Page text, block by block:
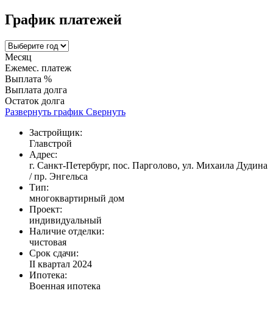
График платежей
Месяц
Ежемес. платеж
Выплата %
Выплата долга
Остаток долга
Развернуть график Свернуть
Застройщик:
Главстрой
Адрес:
г. Санкт-Петербург, пос. Парголово, ул. Михаила Дудина
/ пр. Энгельса
Тип:
многоквартирный дом
Проект:
индивидуальный
Наличие отделки:
чистовая
Срок сдачи:
II квартал 2024
Ипотека:
Военная ипотека